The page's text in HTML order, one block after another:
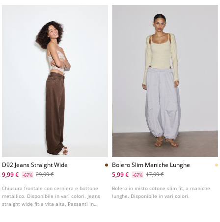
D92 Jeans Straight Wide
9,99 €
-67% 29,99 €
Chiusura frontale con cerniera e bottone
metallico. Disponibile in vari colori. Jeans
straight wide fit a vita alta. Passanti in
Bolero Slim Maniche Lunghe
5,99 €
-67% 17,99 €
Bolero in misto cotone slim fit, a maniche
lunghe. Disponibile in vari colori.